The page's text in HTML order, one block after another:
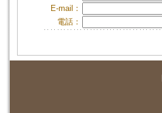
E-mail：
電話：